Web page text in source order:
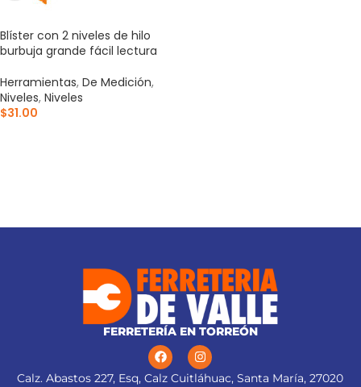
Blíster con 2 niveles de hilo
burbuja grande fácil lectura
Herramientas, De Medición,
Niveles, Niveles
$31.00
FERRETERÍA EN TORREÓN
Calz. Abastos 227, Esq, Calz Cuitláhuac, Santa María, 27020